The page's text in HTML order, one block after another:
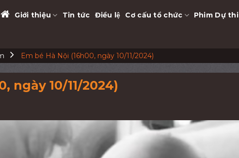
Giới thiệu Tin tức Điều lệ Cơ cấu tổ chức Phim Dự thi
Em bé Hà Nội (16h00, ngày 10/11/2024)
ngày 10/11/2024)